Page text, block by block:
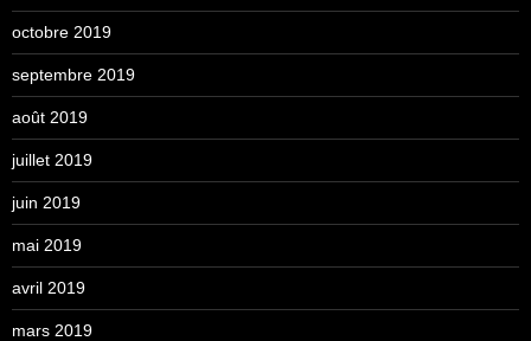
octobre 2019
septembre 2019
août 2019
juillet 2019
juin 2019
mai 2019
avril 2019
mars 2019